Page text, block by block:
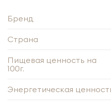
Бренд
Страна
Пищевая ценность на
100г.
Энергетическая